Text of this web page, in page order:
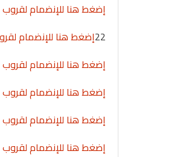
إضغط هنا للإنضمام لقروب
22إضغط هنا للإنضمام
إضغط هنا للإنضمام لقروب
إضغط هنا للإنضمام لقروب
إضغط هنا للإنضمام لقروب
إضغط هنا للإنضمام لقروب